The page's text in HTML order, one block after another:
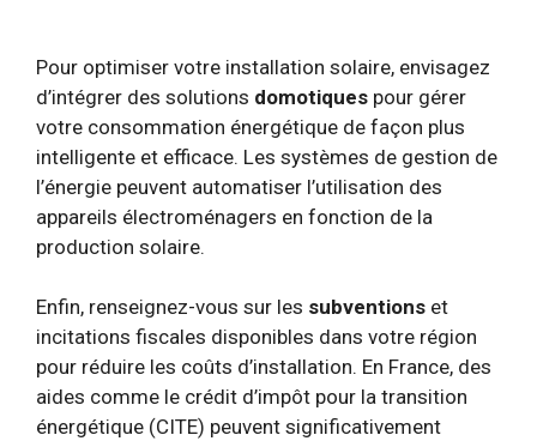
Pour optimiser votre installation solaire, envisagez
d’intégrer des solutions domotiques pour gérer
votre consommation énergétique de façon plus
intelligente et efficace. Les systèmes de gestion de
l’énergie peuvent automatiser l’utilisation des
appareils électroménagers en fonction de la
production solaire.
Enfin, renseignez-vous sur les subventions et
incitations fiscales disponibles dans votre région
pour réduire les coûts d’installation. En France, des
aides comme le crédit d’impôt pour la transition
énergétique (CITE) peuvent significativement